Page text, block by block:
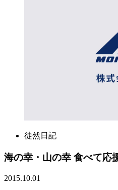
徒然日記
海の幸・山の幸 食べて応
2015.10.01